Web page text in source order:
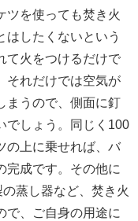
ツを使っても焚き火
はしたくないという
て火をつけるだけで
それだけでは空気が
まうので、側面に釘
でしょう。同じく100
の上に乗せれば、バ
完成です。その他に
蒸し器など、焚き火
で、ご自身の用途に